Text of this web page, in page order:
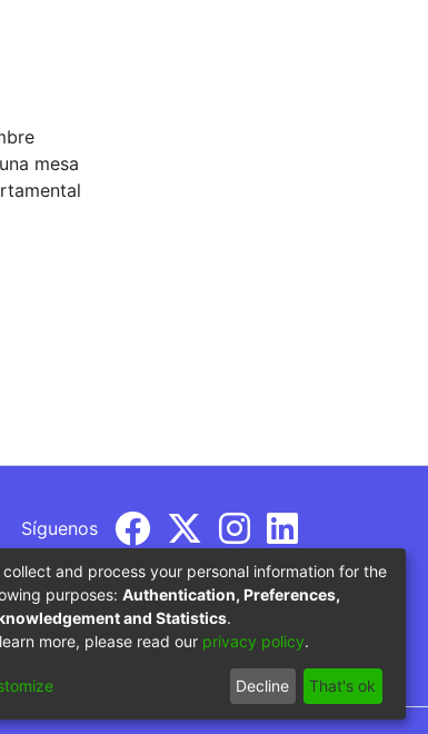
mesa
Síguenos
parte del Ministerio de Educación
collect and process your personal information for the
purposes: Authentication, Preferences,
and Statistics.
more, please read our privacy policy.
Decline That's ok